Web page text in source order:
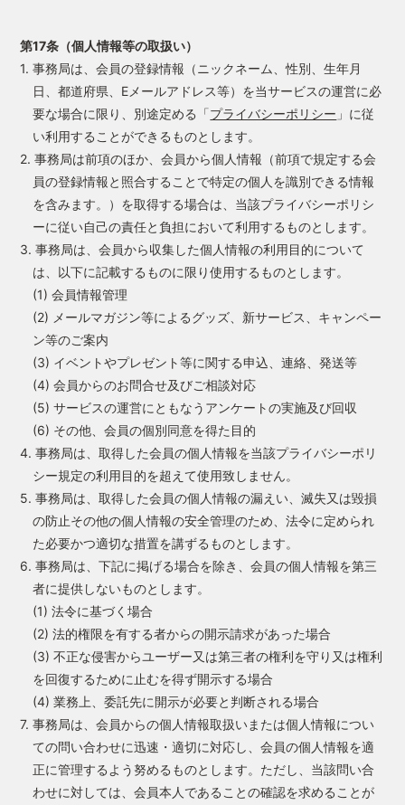
第17条（個人情報等の取扱い）
1. 事務局は、会員の登録情報（ニックネーム、性別、生年月
日、都道府県、Eメールアドレス等）を当サービスの運営に必
要な場合に限り、別途定める「プライバシーポリシー 」に従
い利用することができるものとします。
2. 事務局は前項のほか、会員から個人情報（前項で規定する会
員の登録情報と照合することで特定の個人を識別できる情報
を含みます。）を取得する場合は、当該プライバシーポリシ
ーに従い自己の責任と負担において利用するものとします。
3. 事務局は、会員から収集した個人情報の利用目的について
は、以下に記載するものに限り使用するものとします。
(1) 会員情報管理
(2) メールマガジン等によるグッズ、新サービス、キャンペー
ン等のご案内
(3) イベントやプレゼント等に関する申込、連絡、発送等
(4) 会員からのお問合せ及びご相談対応
(5) サービスの運営にともなうアンケートの実施及び回収
(6) その他、会員の個別同意を得た目的
4. 事務局は、取得した会員の個人情報を当該プライバシーポリ
シー規定の利用目的を超えて使用致しません。
5. 事務局は、取得した会員の個人情報の漏えい、滅失又は毀損
の防止その他の個人情報の安全管理のため、法令に定められ
た必要かつ適切な措置を講ずるものとします。
6. 事務局は、下記に掲げる場合を除き、会員の個人情報を第三
者に提供しないものとします。
(1) 法令に基づく場合
(2) 法的権限を有する者からの開示請求があった場合
(3) 不正な侵害からユーザー又は第三者の権利を守り又は権利
を回復するために止むを得ず開示する場合
(4) 業務上、委託先に開示が必要と判断される場合
7. 事務局は、会員からの個人情報取扱いまたは個人情報につい
ての問い合わせに迅速・適切に対応し、会員の個人情報を適
正に管理するよう努めるものとします。ただし、当該問い合
わせに対しては、会員本人であることの確認を求めることが